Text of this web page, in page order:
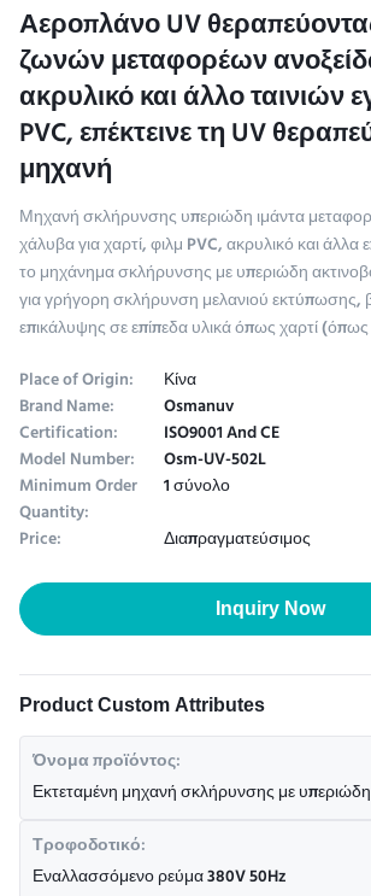
Αεροπλάνο UV
ζωνών μεταφορέων
ακρυλικό και άλλο ταινιών
PVC, επέκτεινε τη UV
μηχανή
Μηχανή σκλήρυνσης υπεριώδη ιμάντα
χάλυβα για χαρτί, φιλμ PVC, ακρυλικό και άλλα
το μηχάνημα σκλήρυνσης με υπεριώδη
για γρήγορη σκλήρυνση μελανιού εκτύπωσης,
επικάλυψης σε επίπεδα υλικά όπως χαρτί
Place of Origin:
Κίνα
Brand Name: Osmanuv
Certification: ISO9001 And CE
Model Number: Osm-UV-502L
Minimum Order
Quantity:
1 σύνολο
Price:
Διαπραγματεύσιμος
Inquiry Now
Product Custom Attributes
Όνομα προϊόντος:
Εκτεταμένη μηχανή σκλήρυνσης με υπεριώδη
Τροφοδοτικό:
Εναλλασσόμενο ρεύμα 380V 50Hz